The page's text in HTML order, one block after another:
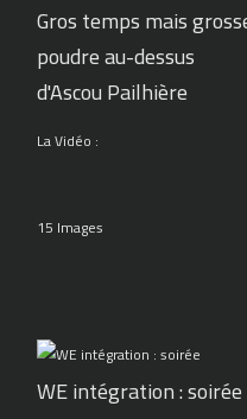
Gros temps mais
poudre au-dessus
d'Ascou Pailhière
La Vidéo :
15 Images
WE intégration : soirée